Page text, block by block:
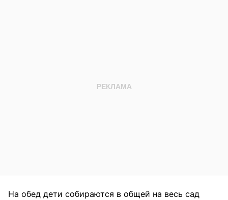
На обед дети собираются в общей на весь сад